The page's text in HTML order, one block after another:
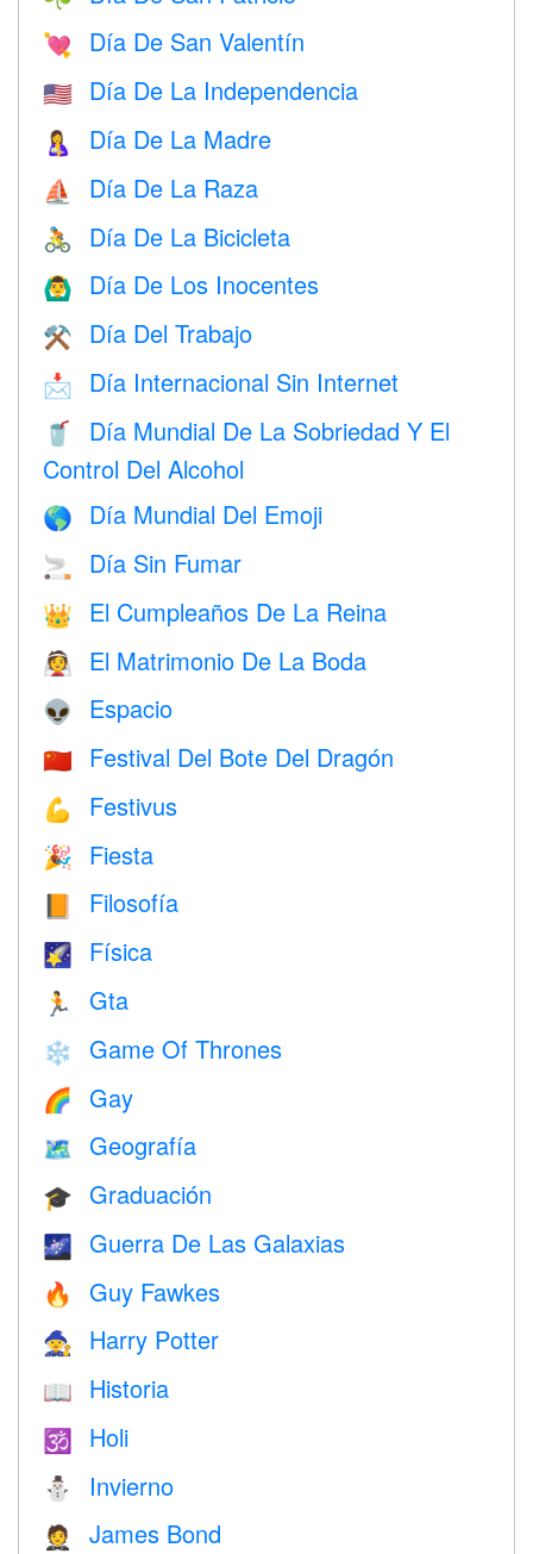
💘 Día De San Valentín
🇺🇸 Día De La Independencia
🤱 Día De La Madre
⛵️ Día De La Raza
🚴 Día De La Bicicleta
🙆‍♂️ Día De Los Inocentes
⚒️ Día Del Trabajo
📩 Día Internacional Sin Internet
🥤
Día Mundial De La Sobriedad Y El
Control Del Alcohol
🌎 Día Mundial Del Emoji
🚬 Día Sin Fumar
👑 El Cumpleaños De La Reina
👰 El Matrimonio De La Boda
👽 Espacio
🇨🇳 Festival Del Bote Del Dragón
💪 Festivus
🎉 Fiesta
📙 Filosofía
🌠 Física
🏃 Gta
❄️ Game Of Thrones
🌈 Gay
🗺 Geografía
🎓 Graduación
🌌 Guerra De Las Galaxias
🔥 Guy Fawkes
🧙 Harry Potter
📖 Historia
🕉 Holi
⛄ Invierno
🤵 James Bond